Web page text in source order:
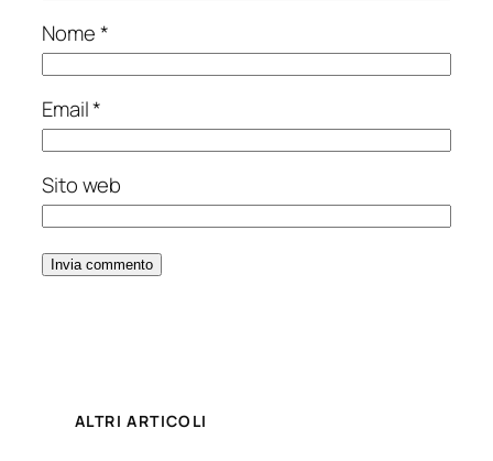
Nome*
Email*
Sito web
ALTRI ARTICOLI